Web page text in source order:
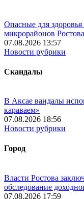
Опасные для
микрорайонов Ростова
07.08.2026 13:57
Новости рубрики
Скандалы
В Аксае вандалы
караваем»
07.08.2026 18:56
Новости рубрики
Город
Власти Ростова
обследование
07.08.2026 17:59